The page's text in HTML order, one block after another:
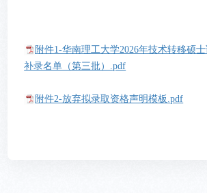
附件1-华南理工大学2026年技术转移硕
补录名单（第三批）.pdf
附件2-放弃拟录取资格声明模板.pdf